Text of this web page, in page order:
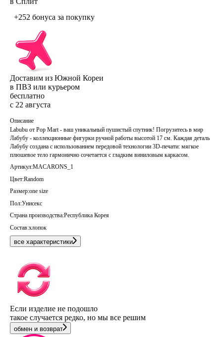
+252 бонуса за покупку
Доставим из Южной Кореи
в ПВЗ или курьером
бесплатно
с 22 августа
Описание
Labubu от Pop Mart - ваш уникальный пушистый спутник! Погрузитесь в мир
Лабубу - коллекционные фигурки ручной работы высотой 17 см. Каждая деталь
Лабубу создана с использованием передовой технологии 3D-печати: мягкое
плюшевое тело гармонично сочетается с гладким виниловым каркасом.
Артикул:MACARONS_1
Цвет:Random
Размер:one size
Пол:Унисекс
Страна производства:Республика Корея
Состав:хлопок
все характеристики
Если изделие не подошло
такое случается редко, но мы все решим
обмен и возврат